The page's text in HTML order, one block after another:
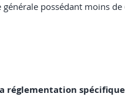
possédant moins de
réglementation